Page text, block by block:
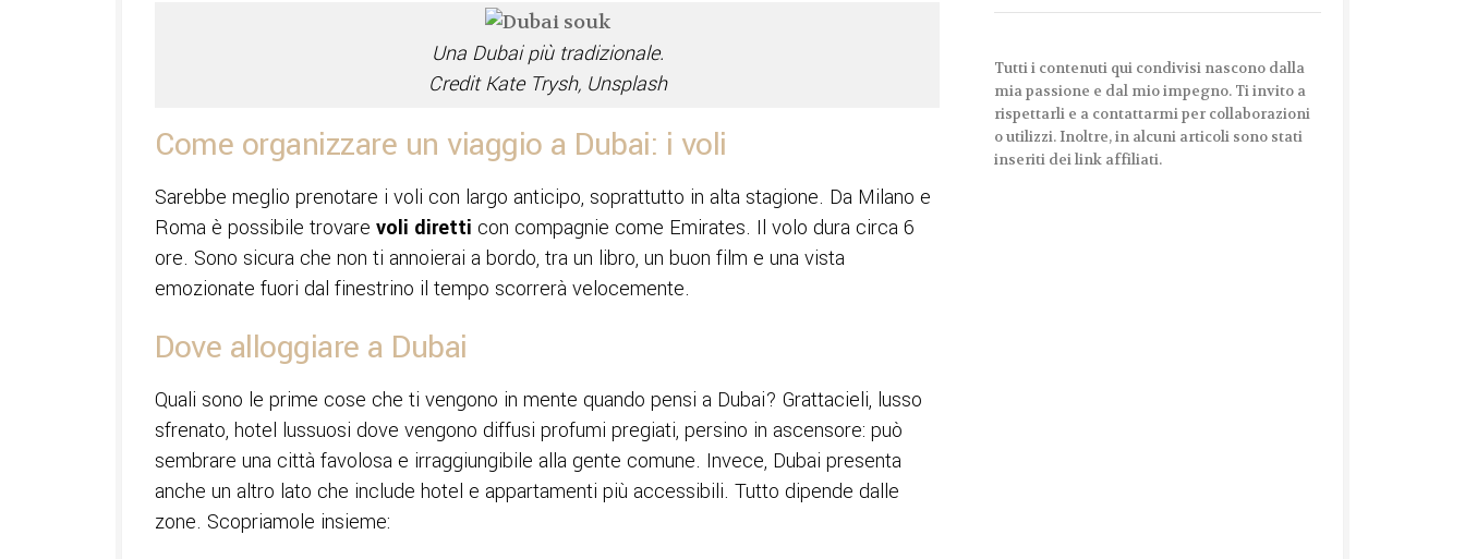
Una Dubai più tradizionale.
Credit Kate Trysh, Unsplash
Come organizzare un viaggio a Dubai: i voli
Sarebbe meglio prenotare i voli con largo anticipo, soprattutto in alta stagione. Da Milano e
Roma è possibile trovare voli diretti con compagnie come Emirates. Il volo dura circa 6
ore. Sono sicura che non ti annoierai a bordo, tra un libro, un buon film e una vista
emozionate fuori dal finestrino il tempo scorrerà velocemente.
Dove alloggiare a Dubai
Quali sono le prime cose che ti vengono in mente quando pensi a Dubai? Grattacieli, lusso
sfrenato, hotel lussuosi dove vengono diffusi profumi pregiati, persino in ascensore: può
sembrare una città favolosa e irraggiungibile alla gente comune. Invece, Dubai presenta
anche un altro lato che include hotel e appartamenti più accessibili. Tutto dipende dalle
zone. Scopriamole insieme:
Tutti i contenuti qui condivisi nascono dalla
mia passione e dal mio impegno. Ti invito a
rispettarli e a contattarmi per collaborazioni
o utilizzi. Inoltre, in alcuni articoli sono stati
inseriti dei link affiliati.